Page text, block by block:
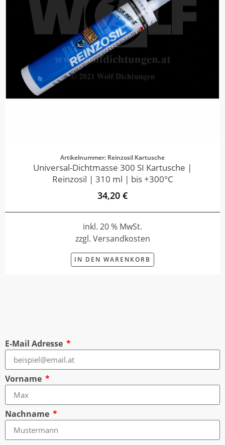
Artikelnummer: Reinzosil Kartusche
Universal-Dichtmasse 300 SI Kartusche |
Reinzosil | 310 ml | bis +300°C
34,20 €
inkl. 20 % MwSt.
zzgl. Versandkosten
IN DEN WARENKORB
E-Mail Adresse
Vorname
Nachname